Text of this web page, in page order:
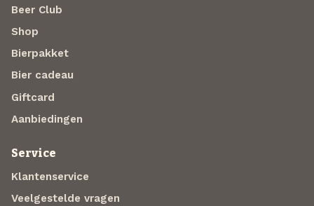
Beer Club
Shop
Bierpakket
Bier cadeau
Giftcard
Aanbiedingen
Service
Klantenservice
Veelgestelde vragen